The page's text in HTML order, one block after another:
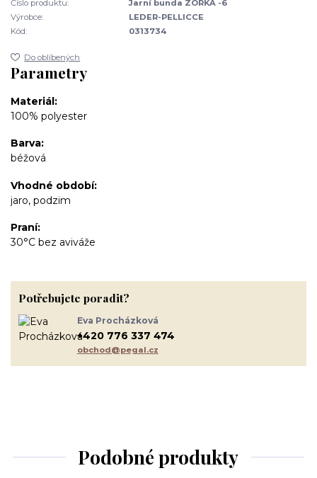
Číslo produktu:
Jarní bunda ZORKA -6
Výrobce:
LEDER-PELLICCE
Kód:
0313734
Do oblíbených
Parametry
Materiál
100% polyester
Barva
béžová
Vhodné období
jaro, podzim
Praní
30°C bez aviváže
Potřebujete poradit?
Eva Procházková
+420 776 337 474
obchod@pegal.cz
Podobné produkty